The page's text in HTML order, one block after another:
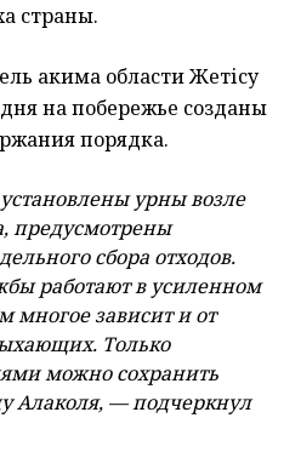
страны.
акима области Жетісу
на побережье созданы
порядка.
урны возле
предусмотрены
сбора отходов.
работают в усиленном
многое зависит и от
Только
можно сохранить
Алаколя, — подчеркнул